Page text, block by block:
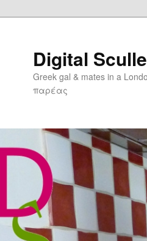
Digital
Greek gal & mates in a
παρέας